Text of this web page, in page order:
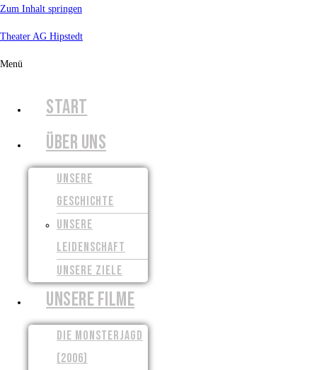
Zum Inhalt springen
Theater AG Hipstedt
Menü
START
ÜBER UNS
UNSERE
GESCHICHTE
UNSERE
LEIDENSCHAFT
UNSERE ZIELE
UNSERE FILME
DIE MONSTERJAGD
(2006)